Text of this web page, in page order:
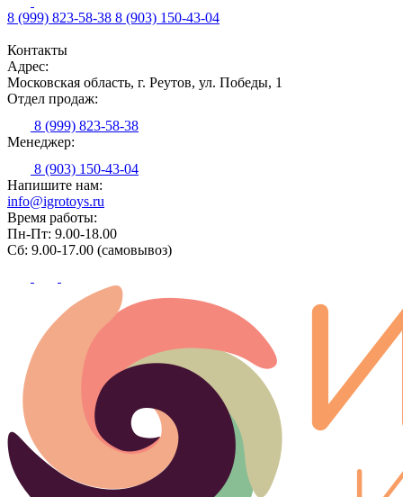
8 (999) 823-58-38 8 (903) 150-43-04
Контакты
Адрес:
Московская область, г. Реутов, ул. Победы, 1
Отдел продаж:
8 (999) 823-58-38
Менеджер:
8 (903) 150-43-04
Напишите нам:
info@igrotoys.ru
Время работы:
Пн-Пт: 9.00-18.00
Сб: 9.00-17.00 (самовывоз)